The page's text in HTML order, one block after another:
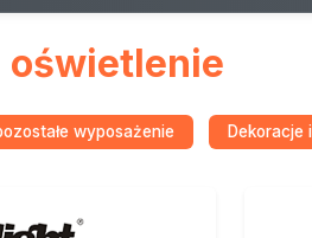
oświetlenie
wyposażenie Dekoracje